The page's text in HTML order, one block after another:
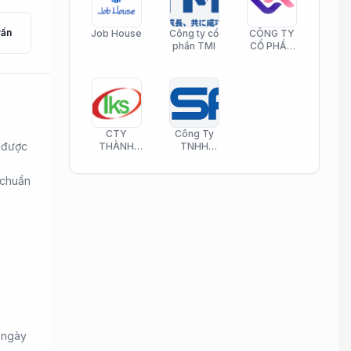
Job House
Công ty cổ
phần TMI
CÔNG TY
CỔ PHẦN
CTY
THÀNH
PHAMATECH
Công Ty
TNHH
Phần Mềm